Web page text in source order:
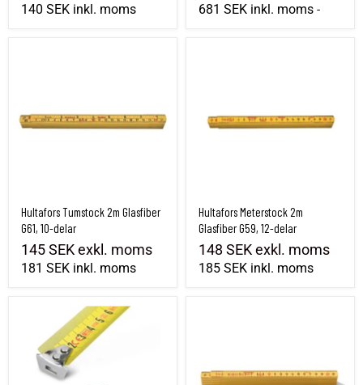
140 SEK inkl. moms 681 SEK inkl. moms -
Hultafors Tumstock 2m Glasfiber
G61, 10-delar
145 SEKexkl. moms
181 SEK inkl. moms
Hultafors Meterstock 2m
Glasfiber G59, 12-delar
148 SEKexkl. moms
185 SEK inkl. moms
Mätband Geo-Fennel 3m, 5m, 8m